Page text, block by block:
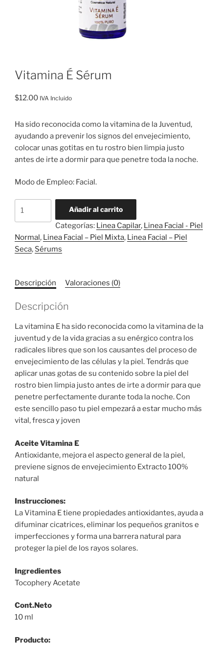
Vitamina É Sérum
$12.00 IVA Incluido
Ha sido reconocida como la vitamina de la Juventud,
ayudando a prevenir los signos del envejecimiento,
colocar unas gotitas en tu rostro bien limpia justo
antes de irte a dormir para que penetre toda la noche.
Modo de Empleo: Facial.
cantidad
Añadir al carrito
Categorías: Linea Capilar, Linea Facial - Piel
Normal, Linea Facial – Piel Mixta, Linea Facial – Piel
Seca, Sérums
Descripción Valoraciones (0)
Descripción
La vitamina E ha sido reconocida como la vitamina de la
juventud y de la vida gracias a su enérgico contra los
radicales libres que son los causantes del proceso de
envejecimiento de las células y la piel. Tendrás que
aplicar unas gotas de su contenido sobre la piel del
rostro bien limpia justo antes de irte a dormir para que
penetre perfectamente durante toda la noche. Con
este sencillo paso tu piel empezará a estar mucho más
vital, fresca y joven
Aceite Vitamina E
Antioxidante, mejora el aspecto general de la piel,
previene signos de envejecimiento Extracto 100%
natural
Instrucciones:
La Vitamina E tiene propiedades antioxidantes, ayuda a
difuminar cicatrices, eliminar los pequeños granitos e
imperfecciones y forma una barrera natural para
proteger la piel de los rayos solares.
Ingredientes
Tocophery Acetate
Cont.Neto
10 ml
Producto: